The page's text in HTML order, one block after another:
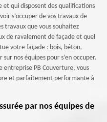
et qui disposent des qualifications
s’occuper de vos travaux de
travaux que vous souhaitez
de ravalement de façade et quel
votre façade : bois, béton,
nos équipes pour s’en occuper.
entreprise PB Couverture, vous
et parfaitement performante à
par nos équipes de